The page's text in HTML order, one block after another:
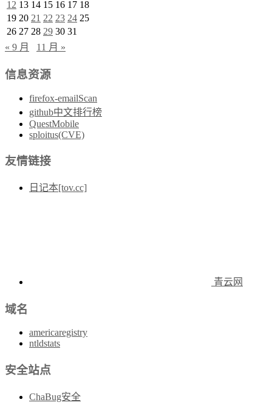
12 13 14 15 16 17 18
19 20 21 22 23 24 25
26 27 28 29 30 31
« 9 月
11 月 »
信息资源
firefox-emailScan
github中文排行榜
QuestMobile
sploitus(CVE)
友情链接
日记本[tov.cc]
青云网
域名
americaregistry
ntldstats
安全站点
ChaBug安全